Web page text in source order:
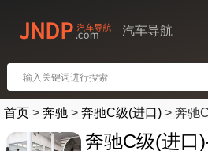
汽车导航
首页 > 奔驰 > 奔驰C级(进口) > 奔驰
奔驰C级(进口